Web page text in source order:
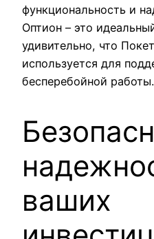
функциональность и
Оптион – это
удивительно, что
используется для
бесперебойной работы.
ваших